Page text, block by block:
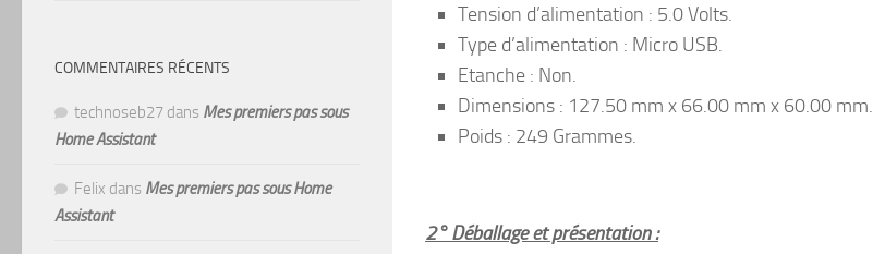
Tension d’alimentation : 5.0 Volts.
Type d’alimentation : Micro USB.
Etanche : Non.
Dimensions : 127.50 mm x 66.00 mm x 60.00 mm.
Poids : 249 Grammes.
2° Déballage et présentation :
COMMENTAIRES RÉCENTS
technoseb27 dans Mes premiers pas sous
Home Assistant
Felix dans Mes premiers pas sous Home
Assistant